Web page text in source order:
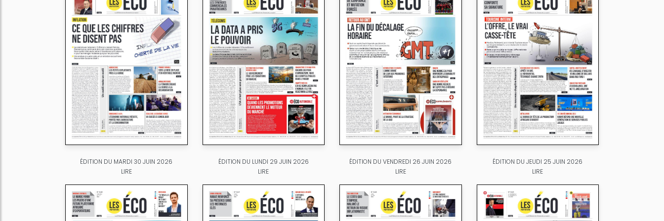
ÉDITION DU MARDI 30 JUIN 2026
LIRE
ÉDITION DU LUNDI 29 JUIN 2026
LIRE
ÉDITION DU VENDREDI 26 JUIN 2026
LIRE
ÉDITION DU JEUDI 25 JUIN 2026
LIRE